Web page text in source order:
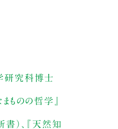
研究科博士
ものの哲学』
）、『天然知